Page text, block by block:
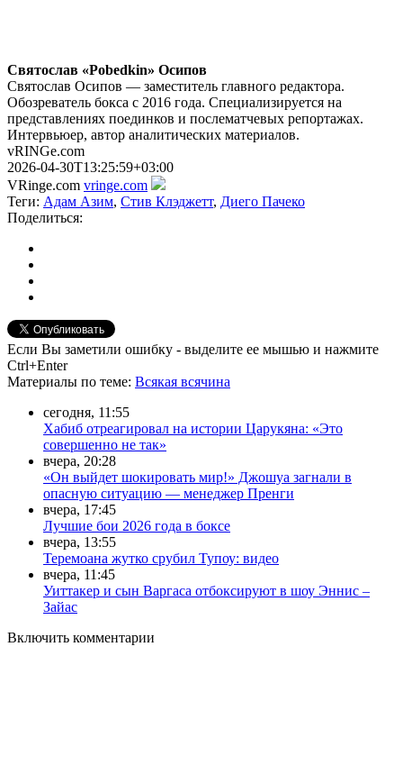
Святослав «Pobedkin» Осипов
Святослав Осипов — заместитель главного редактора.
Обозреватель бокса с 2016 года. Специализируется на
представлениях поединков и послематчевых репортажах.
Интервьюер, автор аналитических материалов.
vRINGe.com
2026-04-30T13:25:59+03:00
VRinge.com vringe.com
Теги: Адам Азим, Стив Клэджетт, Диего Пачеко
Поделиться:
Если Вы заметили ошибку - выделите ее мышью и нажмите
Ctrl+Enter
Материалы по теме: Всякая всячина
сегодня, 11:55
Хабиб отреагировал на истории Царукяна: «Это
совершенно не так»
вчера, 20:28
«Он выйдет шокировать мир!» Джошуа загнали в
опасную ситуацию — менеджер Пренги
вчера, 17:45
Лучшие бои 2026 года в боксе
вчера, 13:55
Теремоана жутко срубил Тупоу: видео
вчера, 11:45
Уиттакер и сын Варгаса отбоксируют в шоу Эннис –
Зайас
Включить комментарии